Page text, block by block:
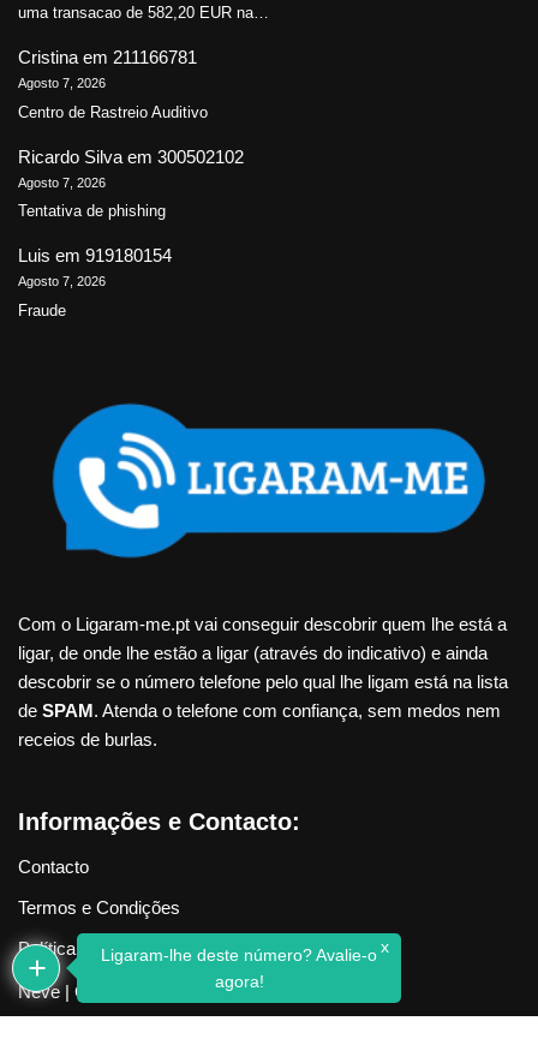
uma transacao de 582,20 EUR na…
Cristina em 211166781
Agosto 7, 2026
Centro de Rastreio Auditivo
Ricardo Silva em 300502102
Agosto 7, 2026
Tentativa de phishing
Luis em 919180154
Agosto 7, 2026
Fraude
Com o Ligaram-me.pt vai conseguir descobrir quem lhe está a
ligar, de onde lhe estão a ligar (através do indicativo) e ainda
descobrir se o número telefone pelo qual lhe ligam está na lista
de SPAM. Atenda o telefone com confiança, sem medos nem
receios de burlas.
Informações e Contacto:
Contacto
Termos e Condições
Política de Privacidade
Neve| Criado com WordPress
Ligaram-lhe deste número? Avalie-o
agora!
x